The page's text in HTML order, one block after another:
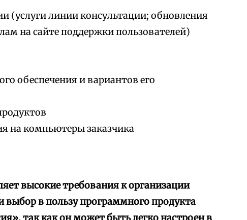
(услуги линии консультации; обновления
на сайте поддержки пользователей)
обеспечения и вариантов его
на компьютеры заказчика
высокие требования к организации
в пользу программного продукта